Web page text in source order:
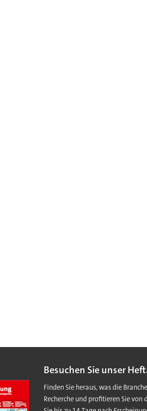
Besuchen Sie unser
Finden Sie heraus, was die
Recherche und profitieren Sie